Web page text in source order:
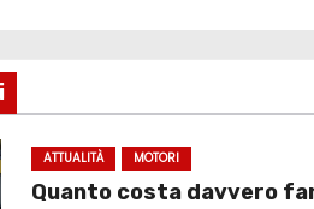
ATTUALITÀ MOTORI
Quanto costa davvero